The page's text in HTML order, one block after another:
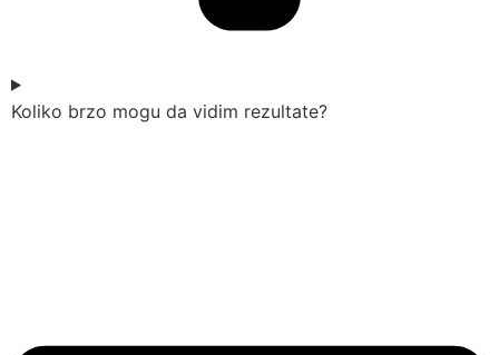
Koliko brzo mogu da vidim rezultate?